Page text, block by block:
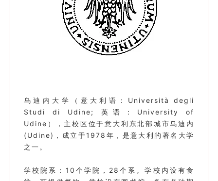
乌迪内大学（意大利语：Università degli
Studi di Udine; 英语：University of
Udine），主校区位于意大利东北部城市乌迪内
(Udine)，成立于1978年，是意大利的著名大学
之一。
学校院系：10个学院，28个系。学校内设有食